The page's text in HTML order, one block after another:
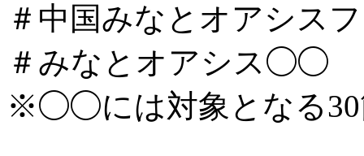
＃中国みなとオアシス
＃みなとオアシス◯◯
※◯◯には対象となる30